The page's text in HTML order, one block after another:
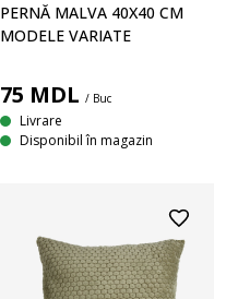
PERNĂ MALVA 40X40 CM
MODELE VARIATE
75 MDL / Buc
Livrare
Disponibil în magazin